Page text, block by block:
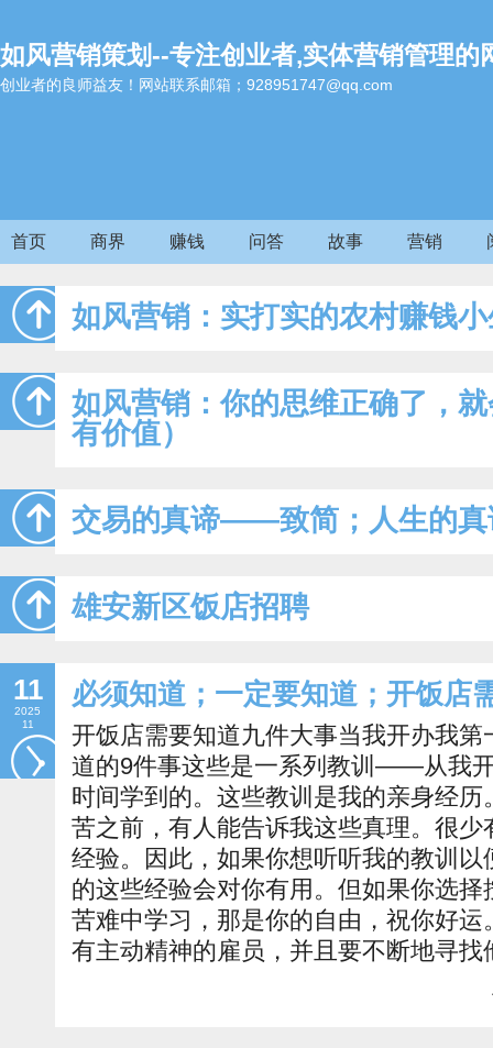
如风营销策划--专注创业者,实体营销管理的
创业者的良师益友！网站联系邮箱；928951747@qq.com
首页 商界 赚钱 问答 故事 营销
如风营销：实打实的农村赚钱
如风营销：你的思维正确了，
有价值）
交易的真谛——致简；人生的
雄安新区饭店招聘
11
2025
11
必须知道；一定要知道；开饭店
开饭店需要知道九件大事当我开办我
道的9件事这些是一系列教训——从我
时间学到的。这些教训是我的亲身经
苦之前，有人能告诉我这些真理。很
经验。因此，如果你想听听我的教训
的这些经验会对你有用。但如果你选
苦难中学习，那是你的自由，祝你好
有主动精神的雇员，并且要不断地寻